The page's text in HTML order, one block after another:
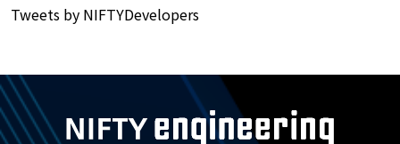
Tweets by NIFTYDevelopers